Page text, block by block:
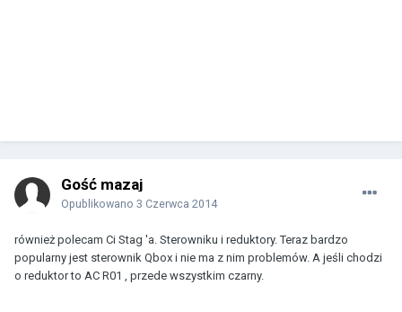
Gość mazaj
Opublikowano 3 Czerwca 2014
również polecam Ci Stag 'a. Sterowniku i reduktory. Teraz bardzo
popularny jest sterownik Qbox i nie ma z nim problemów. A jeśli chodzi
o reduktor to AC R01 , przede wszystkim czarny.